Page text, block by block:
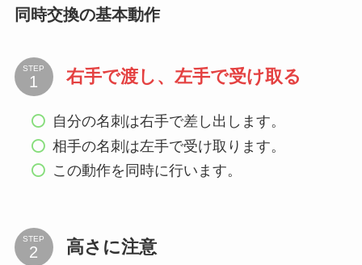
同時交換の基本動作
STEP 右手で渡し、左手で受け取る
自分の名刺は右手で差し出します。
相手の名刺は左手で受け取ります。
この動作を同時に行います。
STEP 高さに注意